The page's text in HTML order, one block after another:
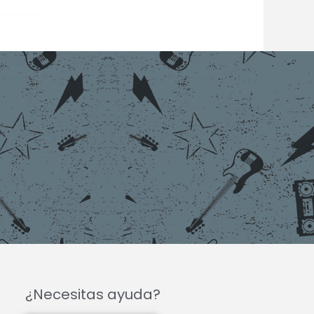
¿Necesitas ayuda?